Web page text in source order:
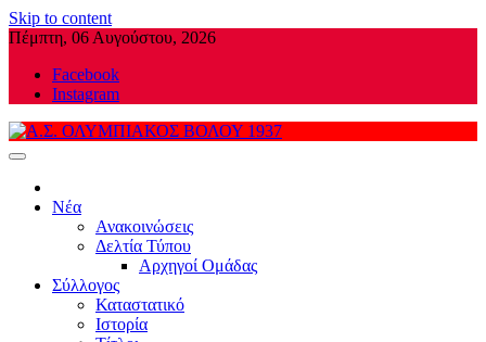
Skip to content
Πέμπτη, 06 Αυγούστου, 2026
Facebook
Instagram
Νέα
Ανακοινώσεις
Δελτία Τύπου
Αρχηγοί Ομάδας
Σύλλογος
Καταστατικό
Ιστορία